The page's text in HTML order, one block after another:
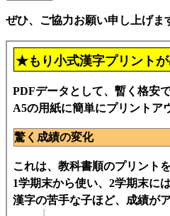
ぜひ、ご協力お願い申し上げま